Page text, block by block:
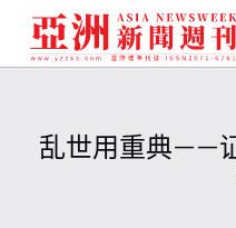
乱世用重典——